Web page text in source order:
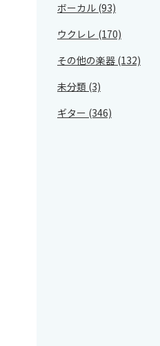
ボーカル (93)
ウクレレ (170)
その他の楽器 (132)
未分類 (3)
ギター (346)